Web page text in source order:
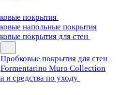
покрытия
напольные покрытия
покрытия для стен
Пробковые покрытия для стен
Formentarino Muro Collection
и средства по уходу